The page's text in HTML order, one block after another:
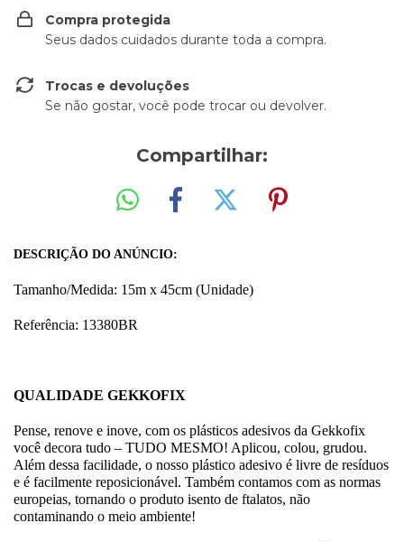
Compra protegida
Seus dados cuidados durante toda a compra.
Trocas e devoluções
Se não gostar, você pode trocar ou devolver.
Compartilhar:
DESCRIÇÃO DO ANÚNCIO:
Tamanho/Medida: 15m x 45cm (Unidade)
Referência: 13380BR
QUALIDADE GEKKOFIX
Pense, renove e inove, com os plásticos adesivos da Gekkofix
você decora tudo – TUDO MESMO! Aplicou, colou, grudou.
Além dessa facilidade, o nosso plástico adesivo é livre de resíduos
e é facilmente reposicionável. Também contamos com as normas
europeias, tornando o produto isento de ftalatos, não
contaminando o meio ambiente!